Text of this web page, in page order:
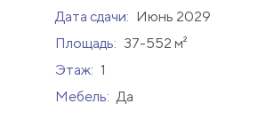
Дата сдачи: Июнь 2029
Площадь: 37-552 м²
Этаж: 1
Мебель: Да